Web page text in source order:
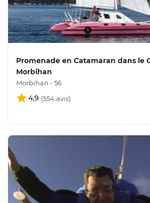
Promenade en Catamaran dans le
Morbihan
Morbihan - 56
4,9